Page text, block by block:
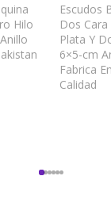
Hilo
Escudos
Dos
Plata Y
6×5-cm
Fabrica
Calidad